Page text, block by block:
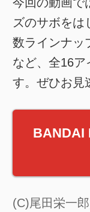
ズのサボをは
数ラインナッ
など、全16ア
す。ぜひお見
BANDAI
(C)尾田栄一